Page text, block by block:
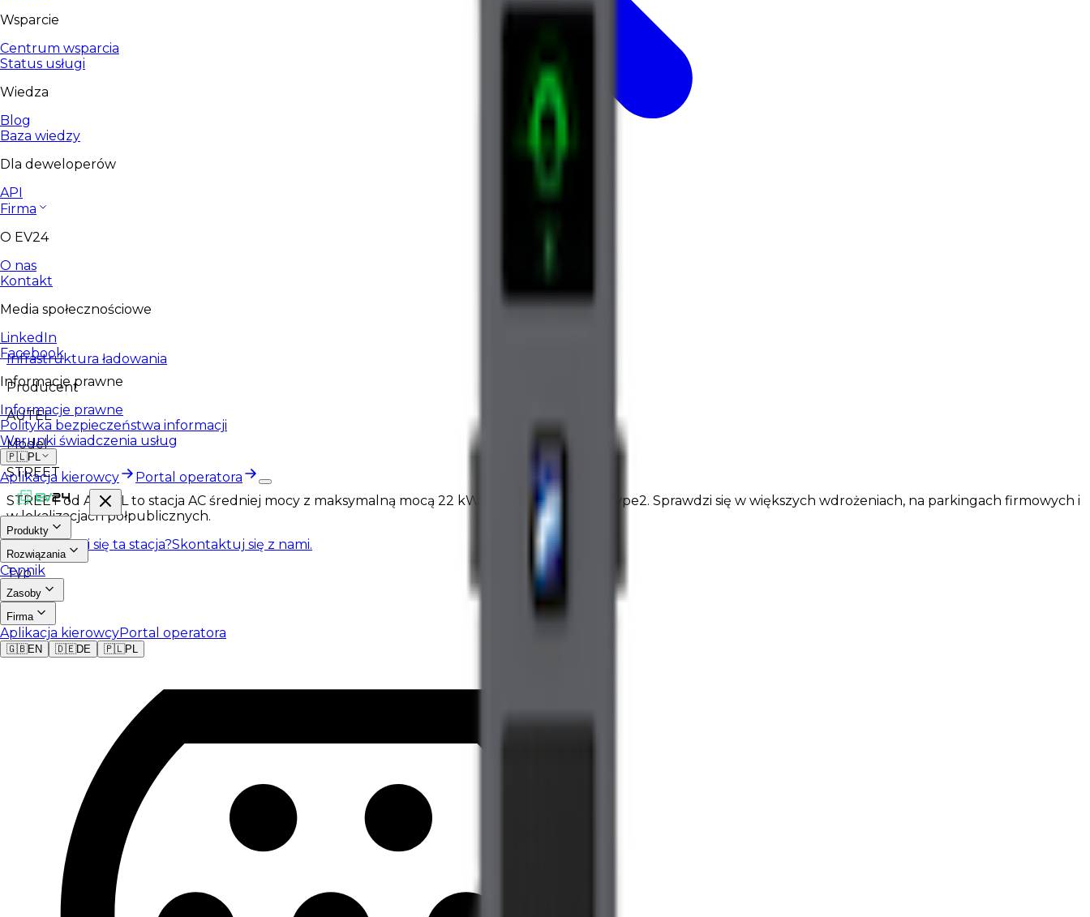
Wsparcie
Centrum wsparcia
Status usługi
Wiedza
Blog
Baza wiedzy
Dla deweloperów
API
Firma
O EV24
O nas
Kontakt
Media społecznościowe
LinkedIn
Facebook
Informacje prawne
Informacje prawne
Polityka bezpieczeństwa informacji
Warunki świadczenia usług
🇵🇱PL
Aplikacja kierowcy Portal operatora
Produkty
Rozwiązania
Cennik
Zasoby
Firma
Aplikacja kierowcyPortal operatora
🇬🇧EN 🇩🇪DE 🇵🇱PL
Infrastruktura ładowania
Producent
AUTEL
Model
STREET
STREET od AUTEL to stacja AC średniej mocy z maksymalną mocą 22 kW i układem 2 złącze Type2. Sprawdzi się w większych wdrożeniach, na parkingach firmowych i
w lokalizacjach półpublicznych.
Spodobała Ci się ta stacja?Skontaktuj się z nami.
Typ
AC